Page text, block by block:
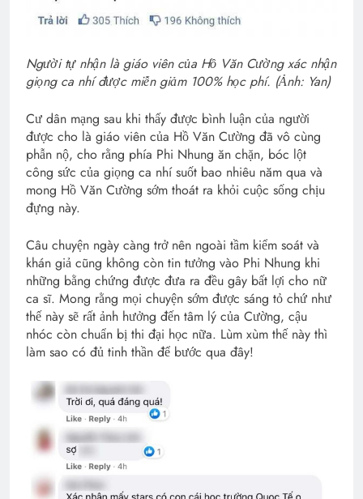
Người tự nhận là giáo viên của Hồ Văn Cường xác nhận
giọng ca nhí được miễn giảm 100% học phí. (Ảnh: Yan)
Cư dân mạng sau khi thấy được bình luận của người
được cho là giáo viên của Hồ Văn Cường đã vô cùng
phẫn nộ, cho rằng phía Phi Nhung ăn chặn, bóc lột
công sức của giọng ca nhí suốt bao nhiêu năm qua và
mong Hồ Văn Cường sớm thoát ra khỏi cuộc sống chịu
đựng này.
Câu chuyện ngày càng trở nên ngoài tầm kiểm soát và
khán giả cũng không còn tin tưởng vào Phi Nhung khi
những bằng chứng được đưa ra đều gây bất lợi cho nữ
ca sĩ. Mong rằng mọi chuyện sớm được sáng tỏ chứ như
thế này sẽ rất ảnh hưởng đến tâm lý của Cường, cậu
nhóc còn chuẩn bị thi đại học nữa. Lùm xùm thế này thì
làm sao có đủ tinh thần để bước qua đây!